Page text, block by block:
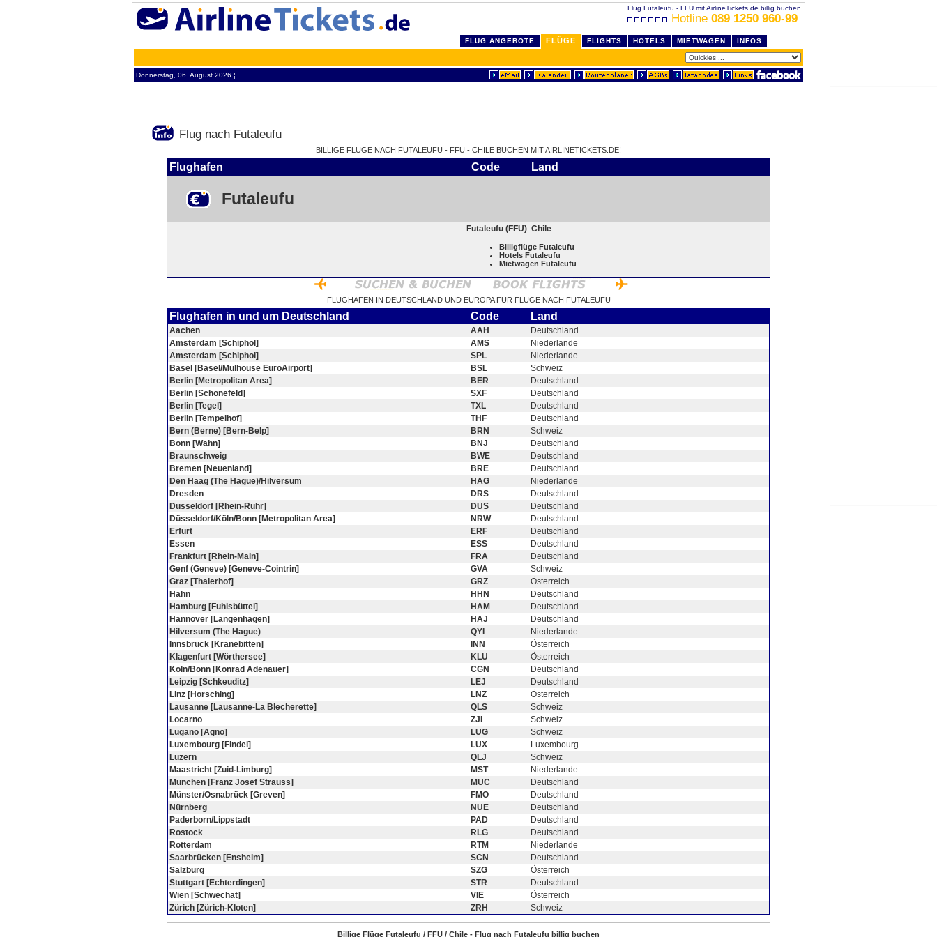
Flug Futaleufu - FFU mit AirlineTickets.de billig buchen.
Hotline 089 1250 960-99
FLUG ANGEBOTE FLÜGE FLIGHTS HOTELS MIETWAGEN INFOS
Donnerstag, 06. August 2026 ¦
Flug nach Futaleufu
BILLIGE FLÜGE NACH FUTALEUFU - FFU - CHILE BUCHEN MIT AIRLINETICKETS.DE!
Flughafen Code Land
Futaleufu
Futaleufu (FFU) Chile
Billigflüge Futaleufu
Hotels Futaleufu
Mietwagen Futaleufu
FLUGHAFEN IN DEUTSCHLAND UND EUROPA FÜR FLÜGE NACH FUTALEUFU
Flughafen in und um Deutschland Code Land
Aachen AAH
Deutschland
Amsterdam [Schiphol]
AMS
Niederlande
Amsterdam [Schiphol]
SPL
Niederlande
Basel [Basel/Mulhouse EuroAirport]
BSL
Schweiz
Berlin [Metropolitan Area]
BER
Deutschland
Berlin [Schönefeld]
SXF
Deutschland
Berlin [Tegel]
TXL
Deutschland
Berlin [Tempelhof]
THF
Deutschland
Bern (Berne) [Bern-Belp]
BRN
Schweiz
Bonn [Wahn]
BNJ
Deutschland
Braunschweig
BWE
Deutschland
Bremen [Neuenland]
BRE
Deutschland
Den Haag (The Hague)/Hilversum
HAG
Niederlande
Dresden
DRS
Deutschland
Düsseldorf [Rhein-Ruhr]
DUS
Deutschland
Düsseldorf/Köln/Bonn [Metropolitan Area]
NRW
Deutschland
Erfurt
ERF
Deutschland
Essen
ESS
Deutschland
Frankfurt [Rhein-Main]
FRA
Deutschland
Genf (Geneve) [Geneve-Cointrin]
GVA
Schweiz
Graz [Thalerhof]
GRZ
Österreich
Hahn
HHN
Deutschland
Hamburg [Fuhlsbüttel]
HAM
Deutschland
Hannover [Langenhagen]
HAJ
Deutschland
Hilversum (The Hague)
QYI
Niederlande
Innsbruck [Kranebitten]
INN
Österreich
Klagenfurt [Wörthersee]
KLU
Österreich
Köln/Bonn [Konrad Adenauer]
CGN
Deutschland
Leipzig [Schkeuditz]
LEJ
Deutschland
Linz [Horsching]
LNZ
Österreich
Lausanne [Lausanne-La Blecherette]
QLS
Schweiz
Locarno
ZJI
Schweiz
Lugano [Agno]
LUG
Schweiz
Luxembourg [Findel]
LUX
Luxembourg
Luzern
QLJ
Schweiz
Maastricht [Zuid-Limburg]
MST
Niederlande
München [Franz Josef Strauss]
MUC
Deutschland
Münster/Osnabrück [Greven]
FMO
Deutschland
Nürnberg
NUE
Deutschland
Paderborn/Lippstadt
PAD
Deutschland
Rostock
RLG
Deutschland
Rotterdam
RTM
Niederlande
Saarbrücken [Ensheim]
SCN
Deutschland
Salzburg
SZG
Österreich
Stuttgart [Echterdingen]
STR
Deutschland
Wien [Schwechat]
VIE
Österreich
Zürich [Zürich-Kloten]
ZRH Schweiz
Billige Flüge Futaleufu / FFU / Chile - Flug nach Futaleufu billig buchen